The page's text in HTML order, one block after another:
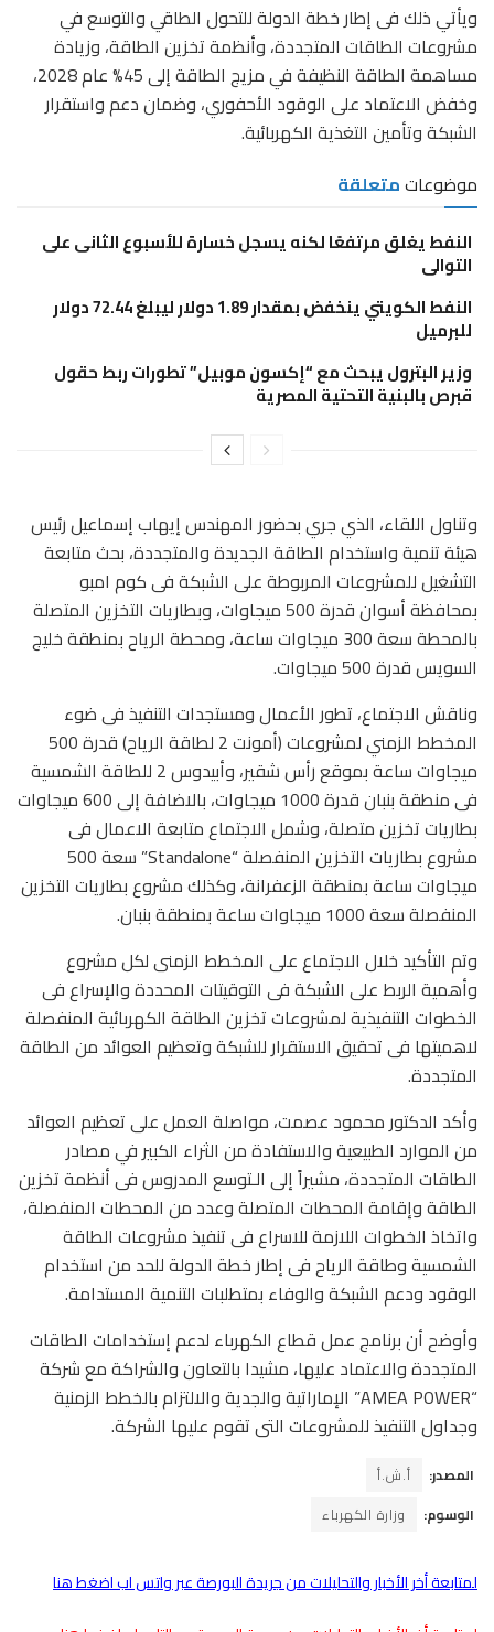
ويأتي ذلك فى إطار خطة الدولة للتحول الطاقي والتوسع في
مشروعات الطاقات المتجددة، وأنظمة تخزين الطاقة، وزيادة
مساهمة الطاقة النظيفة في مزيج الطاقة إلى 45% عام 2028،
وخفض الاعتماد على الوقود الأحفوري، وضمان دعم واستقرار
الشبكة وتأمين التغذية الكهربائية.
موضوعاتمتعلقة
النفط يغلق مرتفعًا لكنه يسجل خسارة للأسبوع الثانى على
التوالى
النفط الكويتي ينخفض بمقدار 1.89 دولار ليبلغ 72.44 دولار
للبرميل
وزير البترول يبحث مع “إكسون موبيل” تطورات ربط حقول
قبرص بالبنية التحتية المصرية
وتناول اللقاء، الذي جري بحضور المهندس إيهاب إسماعيل رئيس
هيئة تنمية واستخدام الطاقة الجديدة والمتجددة، بحث متابعة
التشغيل للمشروعات المربوطة على الشبكة فى كوم امبو
بمحافظة أسوان قدرة 500 ميجاوات، وبطاريات التخزين المتصلة
بالمحطة سعة 300 ميجاوات ساعة، ومحطة الرياح بمنطقة خليج
السويس قدرة 500 ميجاوات.
وناقش الاجتماع، تطور الأعمال ومستجدات التنفيذ فى ضوء
المخطط الزمني لمشروعات (أمونت 2 لطاقة الرياح) قدرة 500
ميجاوات ساعة بموقع رأس شقير، وأبيدوس 2 للطاقة الشمسية
فى منطقة بنبان قدرة 1000 ميجاوات، بالاضافة إلى 600 ميجاوات
بطاريات تخزين متصلة، وشمل الاجتماع متابعة الاعمال فى
مشروع بطاريات التخزين المنفصلة “Standalone” سعة 500
ميجاوات ساعة بمنطقة الزعفرانة، وكذلك مشروع بطاريات التخزين
المنفصلة سعة 1000 ميجاوات ساعة بمنطقة بنبان.
وتم التأكيد خلال الاجتماع على المخطط الزمنى لكل مشروع
وأهمية الربط على الشبكة فى التوقيتات المحددة والإسراع فى
الخطوات التنفيذية لمشروعات تخزين الطاقة الكهربائية المنفصلة
لاهميتها فى تحقيق الاستقرار للشبكة وتعظيم العوائد من الطاقة
المتجددة.
وأكد الدكتور محمود عصمت، مواصلة العمل على تعظيم العوائد
من الموارد الطبيعية والاستفادة من الثراء الكبير في مصادر
الطاقات المتجددة، مشيراً إلى الـتوسع المدروس فى أنظمة تخزين
الطاقة وإقامة المحطات المتصلة وعدد من المحطات المنفصلة،
واتخاذ الخطوات اللازمة للاسراع فى تنفيذ مشروعات الطاقة
الشمسية وطاقة الرياح فى إطار خطة الدولة للحد من استخدام
الوقود ودعم الشبكة والوفاء بمتطلبات التنمية المستدامة.
وأوضح أن برنامج عمل قطاع الكهرباء لدعم إستخدامات الطاقات
المتجددة والاعتماد عليها، مشيدا بالتعاون والشراكة مع شركة
“AMEA POWER” الإماراتية والجدية والالتزام بالخطط الزمنية
وجداول التنفيذ للمشروعات التى تقوم عليها الشركة.
المصدر:
أ.ش.أ
الوسوم:
وزارة الكهرباء
لمتابعة أخر الأخبار والتحليلات من جريدة البورصة عبر واتس اب اضغط هنا